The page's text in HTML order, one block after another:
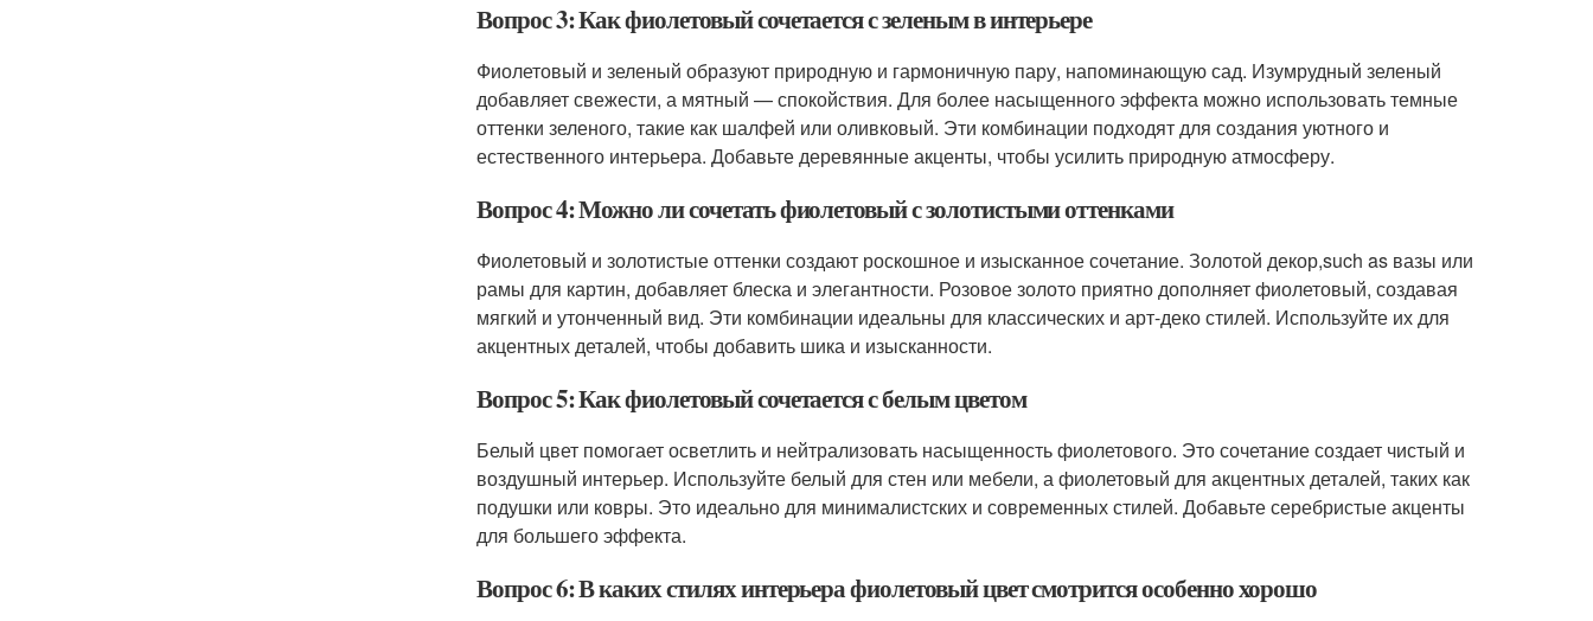
Вопрос 3: Как фиолетовый сочетается с зеленым в интерьере
Фиолетовый и зеленый образуют природную и гармоничную пару, напоминающую сад. Изумрудный зеленый
добавляет свежести, а мятный — спокойствия. Для более насыщенного эффекта можно использовать темные
оттенки зеленого, такие как шалфей или оливковый. Эти комбинации подходят для создания уютного и
естественного интерьера. Добавьте деревянные акценты, чтобы усилить природную атмосферу.
Вопрос 4: Можно ли сочетать фиолетовый с золотистыми оттенками
Фиолетовый и золотистые оттенки создают роскошное и изысканное сочетание. Золотой декор,such as вазы или
рамы для картин, добавляет блеска и элегантности. Розовое золото приятно дополняет фиолетовый, создавая
мягкий и утонченный вид. Эти комбинации идеальны для классических и арт-деко стилей. Используйте их для
акцентных деталей, чтобы добавить шика и изысканности.
Вопрос 5: Как фиолетовый сочетается с белым цветом
Белый цвет помогает осветлить и нейтрализовать насыщенность фиолетового. Это сочетание создает чистый и
воздушный интерьер. Используйте белый для стен или мебели, а фиолетовый для акцентных деталей, таких как
подушки или ковры. Это идеально для минималистских и современных стилей. Добавьте серебристые акценты
для большего эффекта.
Вопрос 6: В каких стилях интерьера фиолетовый цвет смотрится особенно хорошо